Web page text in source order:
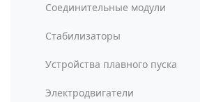
Соединительные модули
Стабилизаторы
Устройства плавного пуска
Электродвигатели